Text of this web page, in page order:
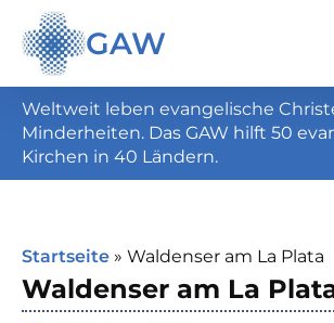
GAW
Weltweit leben evangelische
Minderheiten. Das GAW hilft 50
Kirchen in 40 Ländern.
Startseite » Waldenser am La Plata
Waldenser am La